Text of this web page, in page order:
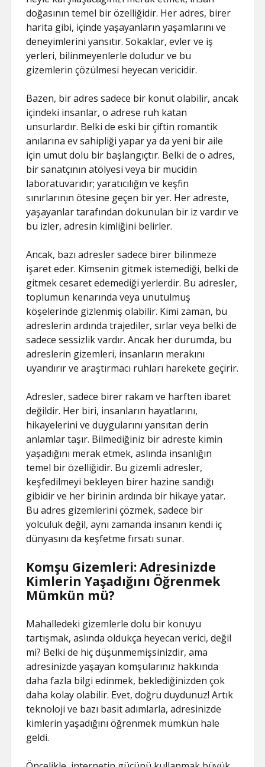
doğasının temel bir özelliğidir. Her adres, birer
harita gibi, içinde yaşayanların yaşamlarını ve
deneyimlerini yansıtır. Sokaklar, evler ve iş
yerleri, bilinmeyenlerle doludur ve bu
gizemlerin çözülmesi heyecan vericidir.
Bazen, bir adres sadece bir konut olabilir, ancak
içindeki insanlar, o adrese ruh katan
unsurlardır. Belki de eski bir çiftin romantik
anılarına ev sahipliği yapar ya da yeni bir aile
için umut dolu bir başlangıçtır. Belki de o adres,
bir sanatçının atölyesi veya bir mucidin
laboratuvarıdır; yaratıcılığın ve keşfin
sınırlarının ötesine geçen bir yer. Her adreste,
yaşayanlar tarafından dokunulan bir iz vardır ve
bu izler, adresin kimliğini belirler.
Ancak, bazı adresler sadece birer bilinmeze
işaret eder. Kimsenin gitmek istemediği, belki de
gitmek cesaret edemediği yerlerdir. Bu adresler,
toplumun kenarında veya unutulmuş
köşelerinde gizlenmiş olabilir. Kimi zaman, bu
adreslerin ardında trajediler, sırlar veya belki de
sadece sessizlik vardır. Ancak her durumda, bu
adreslerin gizemleri, insanların merakını
uyandırır ve araştırmacı ruhları harekete geçirir.
Adresler, sadece birer rakam ve harften ibaret
değildir. Her biri, insanların hayatlarını,
hikayelerini ve duygularını yansıtan derin
anlamlar taşır. Bilmediğiniz bir adreste kimin
yaşadığını merak etmek, aslında insanlığın
temel bir özelliğidir. Bu gizemli adresler,
keşfedilmeyi bekleyen birer hazine sandığı
gibidir ve her birinin ardında bir hikaye yatar.
Bu adres gizemlerini çözmek, sadece bir
yolculuk değil, aynı zamanda insanın kendi iç
dünyasını da keşfetme fırsatı sunar.
Komşu Gizemleri: Adresinizde
Kimlerin Yaşadığını Öğrenmek
Mümkün mü?
Mahalledeki gizemlerle dolu bir konuyu
tartışmak, aslında oldukça heyecan verici, değil
mi? Belki de hiç düşünmemişsinizdir, ama
adresinizde yaşayan komşularınız hakkında
daha fazla bilgi edinmek, beklediğinizden çok
daha kolay olabilir. Evet, doğru duydunuz! Artık
teknoloji ve bazı basit adımlarla, adresinizde
kimlerin yaşadığını öğrenmek mümkün hale
geldi.